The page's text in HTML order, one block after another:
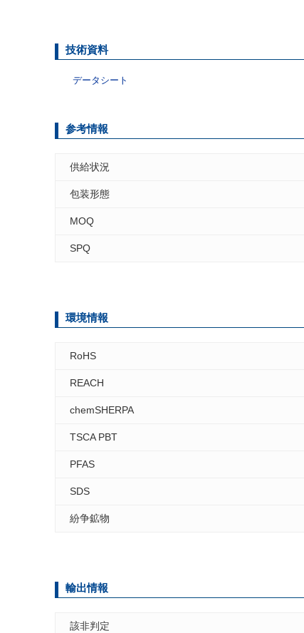
技術資料
データシート
参考情報
供給状況
包装形態
MOQ
SPQ
環境情報
RoHS
REACH
chemSHERPA
TSCA PBT
PFAS
SDS
紛争鉱物
輸出情報
該非判定